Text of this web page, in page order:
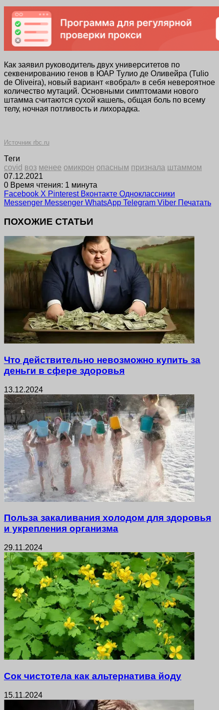
Как заявил руководитель двух университетов по
секвенированию генов в ЮАР Тулио де Оливейра (Tulio
de Oliveira), новый вариант «вобрал» в себя невероятное
количество мутаций. Основными симптомами нового
штамма считаются сухой кашель, общая боль по всему
телу, ночная потливость и лихорадка.
Источник rbc.ru
Теги
covid воз менее омикрон опасным признала штаммом
07.12.2021
0 Время чтения: 1 минута
Facebook X Pinterest Вконтакте Одноклассники
Messenger Messenger WhatsApp Telegram Viber Печатать
ПОХОЖИЕ СТАТЬИ
Что действительно невозможно купить за
деньги в сфере здоровья
13.12.2024
Польза закаливания холодом для здоровья
и укрепления организма
29.11.2024
Сок чистотела как альтернатива йоду
15.11.2024